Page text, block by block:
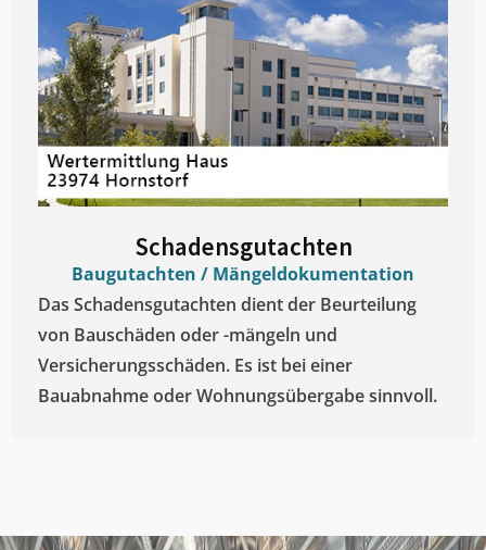
Schadensgutachten
Baugutachten / Mängeldokumentation
Das Schadensgutachten dient der Beurteilung
von Bauschäden oder -mängeln und
Versicherungsschäden. Es ist bei einer
Bauabnahme oder Wohnungsübergabe sinnvoll.